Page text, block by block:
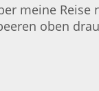
meine
oben